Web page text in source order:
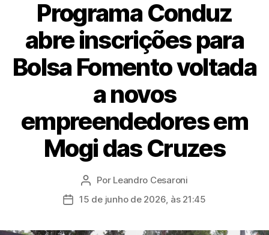
Programa Conduz
abre inscrições para
Bolsa Fomento voltada
a novos
empreendedores em
Mogi das Cruzes
Autor
do
Por Leandro Cesaroni
Data15 de junho de 2026, às 21:45